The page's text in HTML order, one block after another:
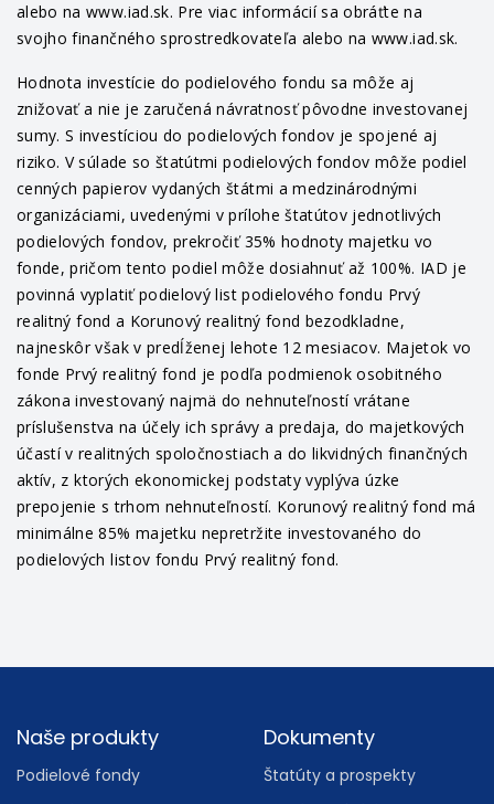
alebo na www.iad.sk. Pre viac informácií sa obráťte na
svojho finančného sprostredkovateľa alebo na www.iad.sk.
Hodnota investície do podielového fondu sa môže aj
znižovať a nie je zaručená návratnosť pôvodne investovanej
sumy. S investíciou do podielových fondov je spojené aj
riziko. V súlade so štatútmi podielových fondov môže podiel
cenných papierov vydaných štátmi a medzinárodnými
organizáciami, uvedenými v prílohe štatútov jednotlivých
podielových fondov, prekročiť 35% hodnoty majetku vo
fonde, pričom tento podiel môže dosiahnuť až 100%. IAD je
povinná vyplatiť podielový list podielového fondu Prvý
realitný fond a Korunový realitný fond bezodkladne,
najneskôr však v predĺženej lehote 12 mesiacov. Majetok vo
fonde Prvý realitný fond je podľa podmienok osobitného
zákona investovaný najmä do nehnuteľností vrátane
príslušenstva na účely ich správy a predaja, do majetkových
účastí v realitných spoločnostiach a do likvidných finančných
aktív, z ktorých ekonomickej podstaty vyplýva úzke
prepojenie s trhom nehnuteľností. Korunový realitný fond má
minimálne 85% majetku nepretržite investovaného do
podielových listov fondu Prvý realitný fond.
Footer
Naše produkty
Podielové fondy
Dokumenty
Štatúty a prospekty